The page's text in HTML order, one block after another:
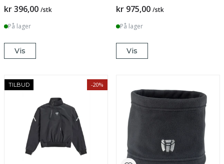
kr 396,00 /stk
På lager
Vis
kr 975,00 /stk
På lager
Vis
TILBUD -20%